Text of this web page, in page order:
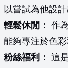
以嘗試為他設
輕鬆休閒： 作
能夠專注於色
粉絲福利： 這